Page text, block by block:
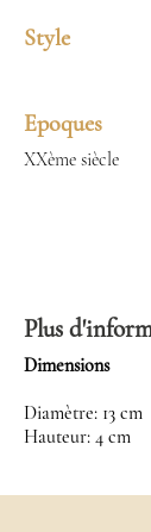
Style
Epoques
XXème siècle
Plus
Dimensions
Diamètre: 13 cm
Hauteur: 4 cm